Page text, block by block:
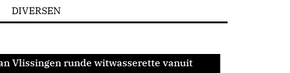
DIVERSEN
Vlissingen runde witwasserette vanuit